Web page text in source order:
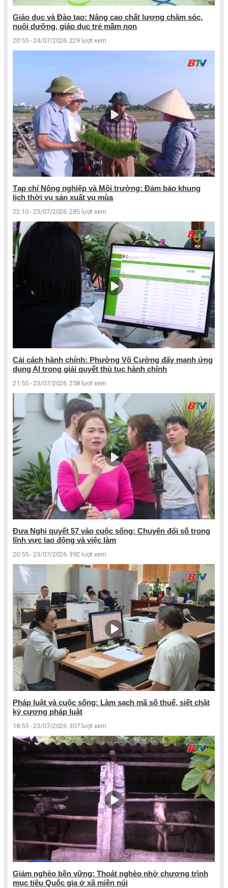
Giáo dục và Đào tạo: Nâng cao chất lượng chăm sóc,
nuôi dưỡng, giáo dục trẻ mầm non
20:55 - 24/07/2026 229 lượt xem
Tạp chí Nông nghiệp và Môi trường: Đảm bảo khung
lịch thời vụ sản xuất vụ mùa
22:10 - 23/07/2026 285 lượt xem
Cải cách hành chính: Phường Võ Cường đẩy mạnh ứng
dụng AI trong giải quyết thủ tục hành chính
21:55 - 23/07/2026 258 lượt xem
Đưa Nghị quyết 57 vào cuộc sống: Chuyển đổi số trong
lĩnh vực lao động và việc làm
20:55 - 23/07/2026 392 lượt xem
Pháp luật và cuộc sống: Làm sạch mã số thuế, siết chặt
kỷ cương pháp luật
18:55 - 23/07/2026 307 lượt xem
Giảm nghèo bền vững: Thoát nghèo nhờ chương trình
mục tiêu Quốc gia ở xã miền núi